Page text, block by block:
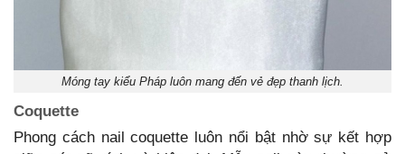
Móng tay kiểu Pháp luôn mang đến vẻ đẹp thanh lịch.
Coquette
Phong cách nail coquette luôn nổi bật nhờ sự kết hợp